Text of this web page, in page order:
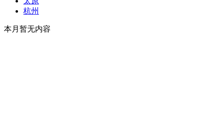
杭州
本月暂无内容